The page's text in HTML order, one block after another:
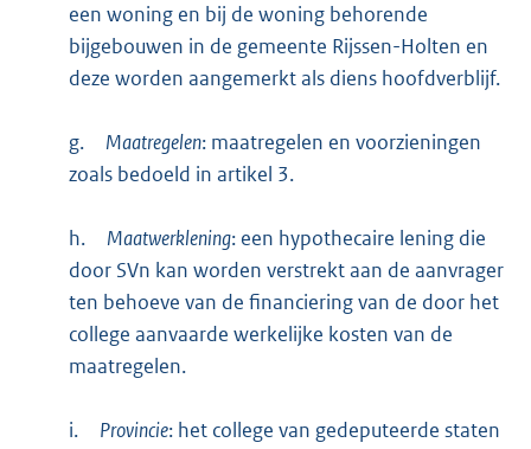
een woning en bij de woning behorende
bijgebouwen in de gemeente Rijssen-Holten en
deze worden aangemerkt als diens hoofdverblijf.
g. Maatregelen: maatregelen en voorzieningen
zoals bedoeld in artikel 3.
h. Maatwerklening: een hypothecaire lening die
door SVn kan worden verstrekt aan de aanvrager
ten behoeve van de financiering van de door het
college aanvaarde werkelijke kosten van de
maatregelen.
i. Provincie: het college van gedeputeerde staten